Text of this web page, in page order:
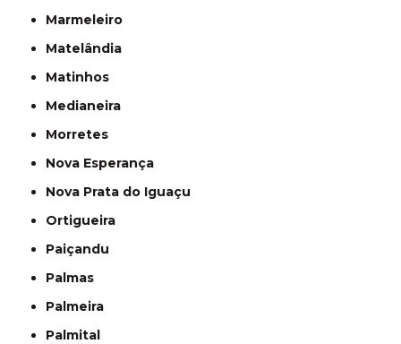
Marmeleiro
Matelândia
Matinhos
Medianeira
Morretes
Nova Esperança
Nova Prata do Iguaçu
Ortigueira
Paiçandu
Palmas
Palmeira
Palmital